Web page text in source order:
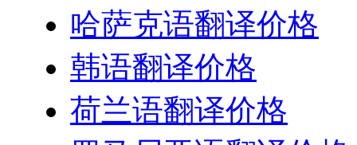
哈萨克语翻译价格
韩语翻译价格
荷兰语翻译价格